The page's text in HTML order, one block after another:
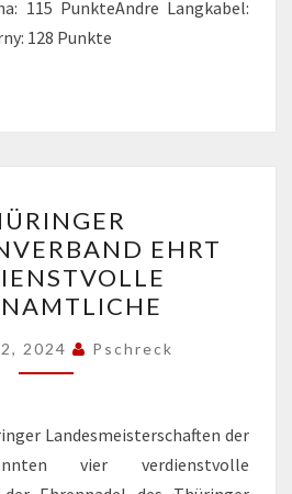
115 PunkteAndre Langkabel:
128 Punkte
ATHLETENVERBAND
EHRT
VERDIENSTVOLLE
EHRENAMTLICHE
EHRT
2024 Pschreck
Landesmeisterschaften der
vier verdienstvolle